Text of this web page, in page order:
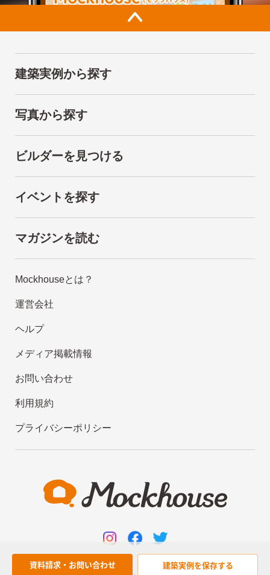
資料請求・お問い合わせ 建築実例を保存する
建築実例から探す
写真から探す
ビルダーを見つける
イベントを探す
マガジンを読む
Mockhouseとは？
運営会社
ヘルプ
メディア掲載情報
お問い合わせ
利用規約
プライバシーポリシー